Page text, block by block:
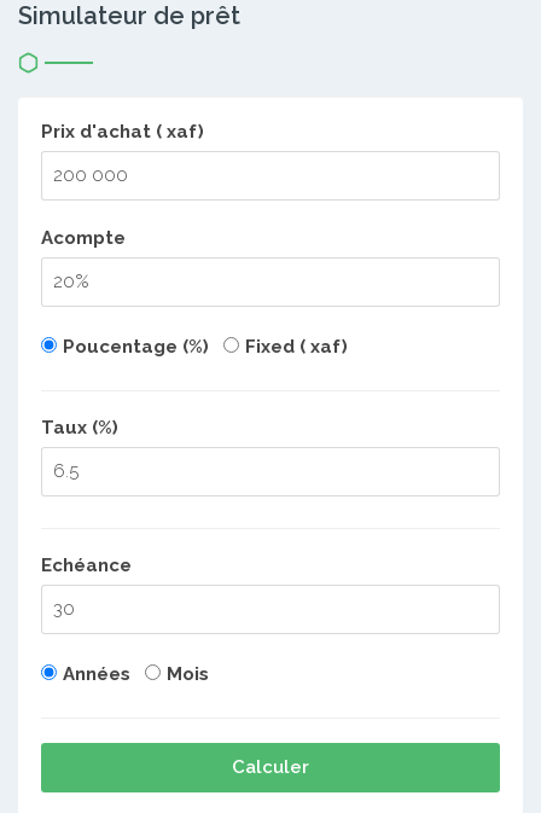
Simulateur de prêt
Prix d'achat ( xaf)
Acompte
Poucentage (%) Fixed ( xaf)
Taux (%)
Echéance
Années Mois
Calculer